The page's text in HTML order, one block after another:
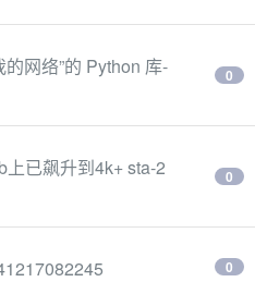
网络”的 Python 库-
0
已飙升到4k+ sta-2
0
0